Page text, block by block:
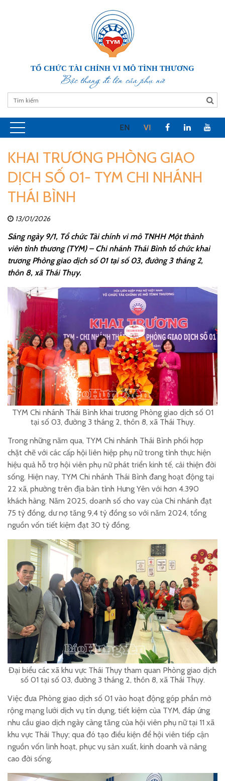
TỔ CHỨC TÀI CHÍNH VI MÔ TÌNH THƯƠNG
Bậc thang đi lên của phụ nữ
EN VI
KHAI TRƯƠNG PHÒNG GIAO
DỊCH SỐ 01- TYM CHI NHÁNH
THÁI BÌNH
13/01/2026
Sáng ngày 9/1, Tổ chức Tài chính vi mô TNHH Một thành
viên tình thương (TYM) – Chi nhánh Thái Bình tổ chức khai
trương Phòng giao dịch số 01 tại số 03, đường 3 tháng 2,
thôn 8, xã Thái Thụy.
TYM Chi nhánh Thái Bình khai trương Phòng giao dịch số 01
tại số 03, đường 3 tháng 2, thôn 8, xã Thái Thụy.
Trong những năm qua, TYM Chi nhánh Thái Bình phối hợp
chặt chẽ với các cấp hội liên hiệp phụ nữ trong tỉnh thực hiện
hiệu quả hỗ trợ hội viên phụ nữ phát triển kinh tế, cải thiện đời
sống. Hiện nay, TYM Chi nhánh Thái Bình đang hoạt động tại
22 xã, phường trên địa bàn tỉnh Hưng Yên với hơn 4.390
khách hàng. Năm 2025, doanh số cho vay của Chi nhánh đạt
75 tỷ đồng, dư nợ tăng 9,4 tỷ đồng so với năm 2024, tổng
nguồn vốn tiết kiệm đạt 30 tỷ đồng.
Đại biểu các xã khu vực Thái Thụy tham quan Phòng giao dịch
số 01 tại số 03, đường 3 tháng 2, thôn 8, xã Thái Thụy.
Việc đưa Phòng giao dịch số 01 vào hoạt động góp phần mở
rộng mạng lưới dịch vụ tín dụng, tiết kiệm của TYM, đáp ứng
nhu cầu giao dịch ngày càng tăng của hội viên phụ nữ tại 11 xã
khu vực Thái Thụy; qua đó tạo điều kiện để hội viên tiếp cận
nguồn vốn linh hoạt, phục vụ sản xuất, kinh doanh và nâng
cao đời sống.